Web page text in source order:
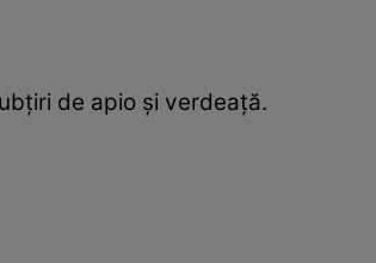
de apio și verdeață.